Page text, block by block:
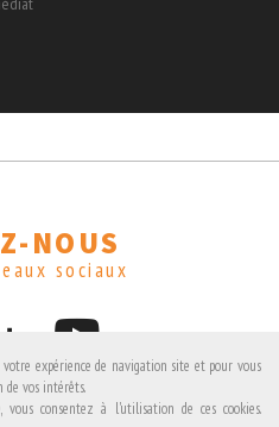
NOUS
sociaux
expérience de navigation site et pour vous
de vos intérêts.
consentez à l'utilisation de ces cookies.